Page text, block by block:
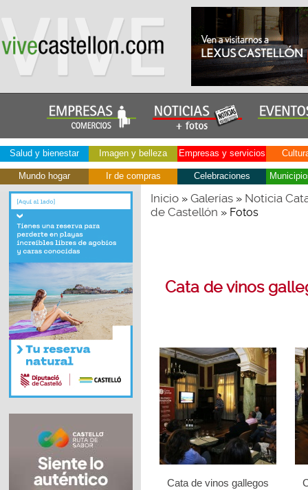
Salud y bienestar Imagen y belleza Empresas y servicios
Mundo hogar Ir de compras Celebraciones
Inicio» Galerías» Noticia
de Castellón » Fotos
Cata de vinos
Cata de vinos gallegos